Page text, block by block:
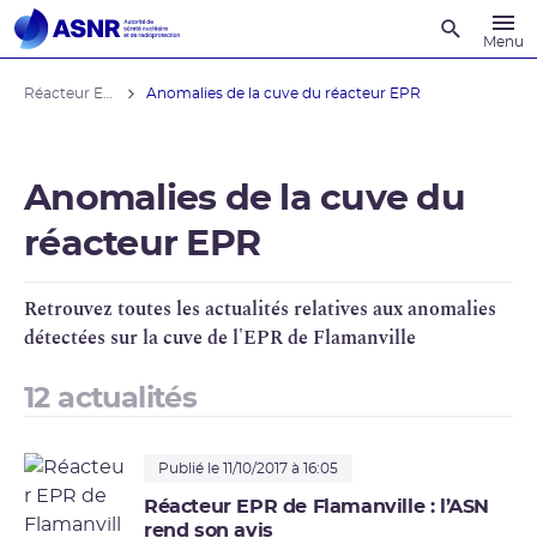
Menu
Anomalies de la cuve du réacteur EPR
Anomalies de la cuve du
réacteur EPR
Retrouvez toutes les actualités relatives aux anomalies
détectées sur la cuve de l'EPRde Flamanville
12 actualités
Publié le 11/10/2017 à 16:05
Réacteur EPR de Flamanville : l’ASN
rend son avis